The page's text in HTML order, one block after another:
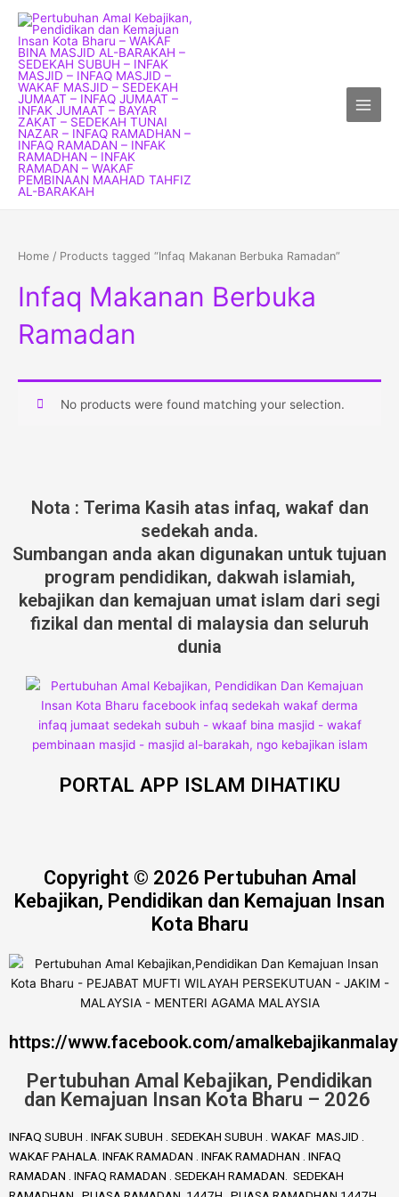
content
Home / Products tagged “Infaq Makanan Berbuka Ramadan”
Infaq Makanan Berbuka
Ramadan
No products were found matching your selection.
Nota : Terima Kasih atas infaq, wakaf dan
sedekah anda.
Sumbangan anda akan digunakan untuk tujuan
program pendidikan, dakwah islamiah,
kebajikan dan kemajuan umat islam dari segi
fizikal dan mental di malaysia dan seluruh
dunia
PORTAL APP ISLAM DIHATIKU
Copyright © 2026 Pertubuhan Amal
Kebajikan, Pendidikan dan Kemajuan Insan
Kota Bharu
https://www.facebook.com/
Pertubuhan Amal Kebajikan, Pendidikan
dan Kemajuan Insan Kota Bharu – 2026
INFAQ SUBUH . INFAK SUBUH . SEDEKAH SUBUH . WAKAF MASJID .
WAKAF PAHALA. INFAK RAMADAN . INFAK RAMADHAN . INFAQ
RAMADAN . INFAQ RAMADAN . SEDEKAH RAMADAN. SEDEKAH